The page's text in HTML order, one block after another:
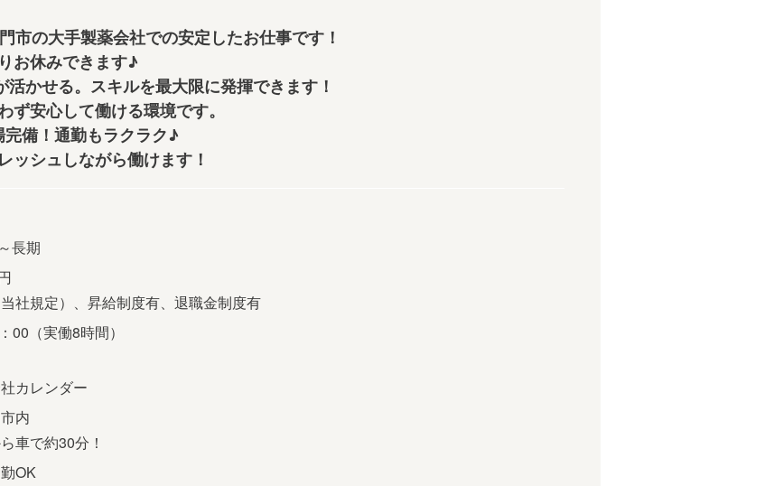
市の大手製薬会社での安定したお仕事です！
お休みできます♪
かせる。スキルを最大限に発揮できます！
ず安心して働ける環境です。
完備！通勤もラクラク♪
ッシュしながら働けます！
長期
社規定）、昇給制度有、退職金制度有
00（実働8時間）
カレンダー
内
車で約30分！
OK